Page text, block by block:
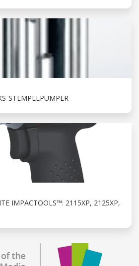
STEMPELPUMPER
IMPACTOOLS™: 2115XP, 2125XP,